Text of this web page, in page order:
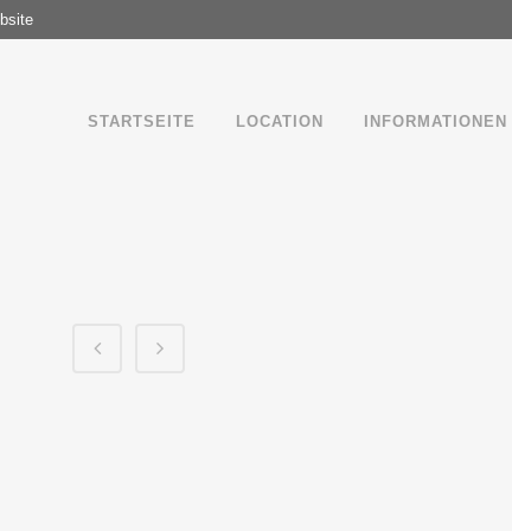
STARTSEITE LOCATION INFORMATIONEN